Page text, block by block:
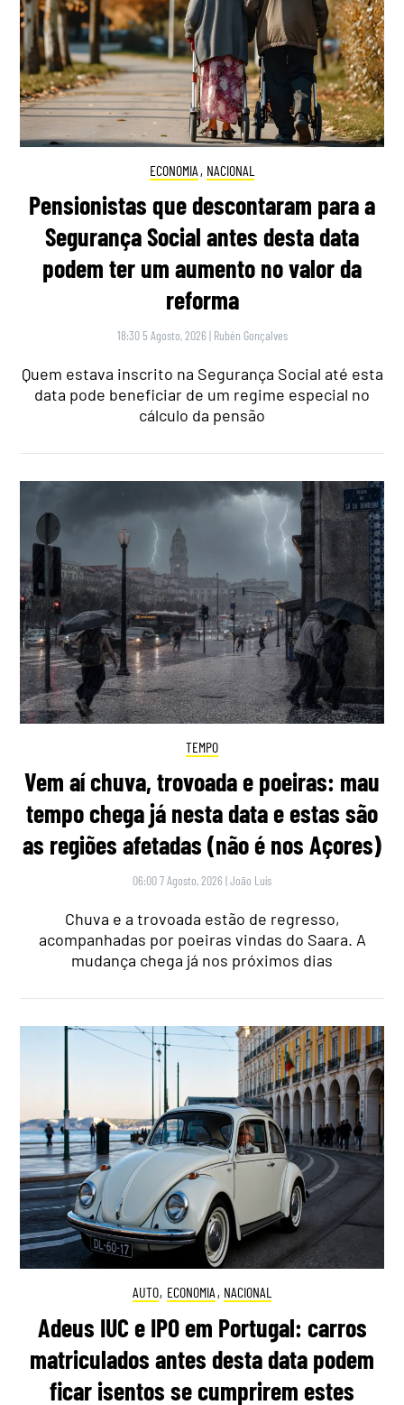
ECONOMIA , NACIONAL
Pensionistas que descontaram para a
Segurança Social antes desta data
podem ter um aumento no valor da
reforma
18:30 5 Agosto, 2026 | Rubén Gonçalves
Quem estava inscrito na Segurança Social até esta
data pode beneficiar de um regime especial no
cálculo da pensão
TEMPO
Vem aí chuva, trovoada e poeiras: mau
tempo chega já nesta data e estas são
as regiões afetadas (não é nos Açores)
06:00 7 Agosto, 2026 |João Luís
Chuva e a trovoada estão de regresso,
acompanhadas por poeiras vindas do Saara. A
mudança chega já nos próximos dias
AUTO, ECONOMIA , NACIONAL
Adeus IUC e IPO em Portugal: carros
matriculados antes desta data podem
ficar isentos se cumprirem estes